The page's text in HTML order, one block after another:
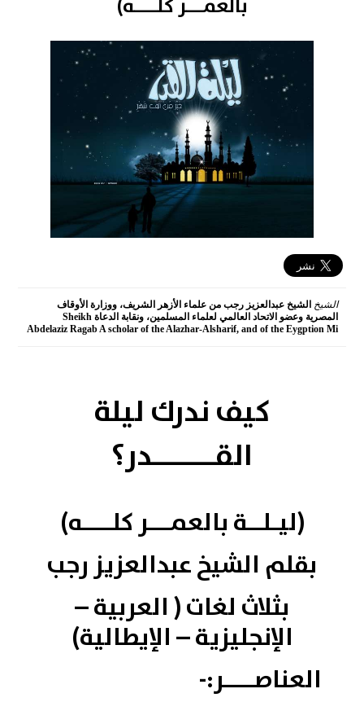
الشيخ الشيخ عبدالعزيز رجب من علماء الأزهر الشريف، ووزارة الأوقاف
المصرية وعضو الاتحاد العالمي لعلماء المسلمين، ونقابة الدعاة Sheikh
Abdelaziz Ragab A scholar of the Alazhar-Alsharif, and of the Eygption Mi
كيف ندرك ليلة
القـــــــدر؟
(ليـلــة بالعمـــر كلــــه)
بقلم الشيخ عبدالعزيز رجب
بثلاث لغات ( العربية –
الإنجليزية – الإيطالية)
العناصــــر:-